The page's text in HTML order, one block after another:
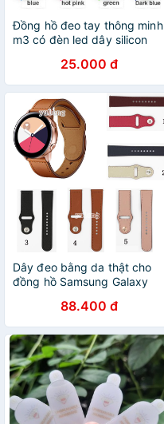
Đồng hồ đeo tay thông minh
m3 có đèn led dây silicon
25.000 đ
Dây đeo bằng da thật cho
đồng hồ Samsung Galaxy
44mm Vòng đeo tay dây
đeo tay thay thế thể thao
88.400 đ